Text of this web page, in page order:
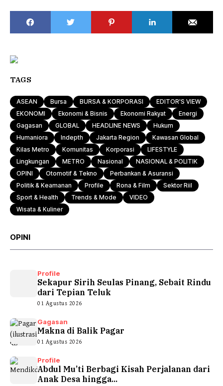
TAGS
ASEAN Bursa BURSA & KORPORASI
EDITOR'S VIEW
EKONOMI
Ekonomi & Bisnis Ekonomi Rakyat
Energi
Gagasan
GLOBAL HEADLINE NEWS
Hukum
Humaniora
Indepth Jakarta Region
Kawasan Global
Kilas Metro
Komunitas Korporasi
LIFESTYLE
Lingkungan
METRO Nasional
NASIONAL & POLITIK
OPINI
Otomotif & Tekno
Perbankan & Asuransi
Politik & Keamanan
Profile Rona & Film
Sektor Riil
Sport & Health
Trends & Mode
VIDEO
Wisata & Kuliner
OPINI
Profile
Sekapur Sirih Seulas Pinang, Sebait Rindu
dari Tepian Teluk
01 Agustus 2026
Gagasan
Makna di Balik Pagar
01 Agustus 2026
Profile
Abdul Mu’ti Berbagi Kisah Perjalanan dari
Anak Desa hingga...